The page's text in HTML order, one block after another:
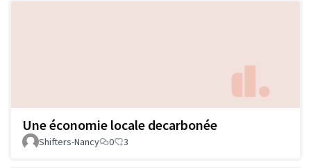
Une économie locale decarbonée
Shifters-Nancy 0 3